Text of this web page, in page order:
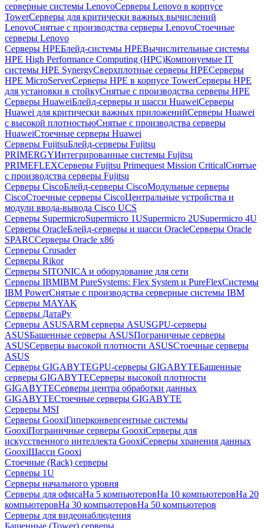
серверные системы LenovoСерверы Lenovo в корпусе
TowerСерверы для критически важных вычислений
LenovoСнятые с производства серверы LenovoСтоечные
серверы Lenovo
Серверы HPEБлейд-системы HPEВычислительные системы
HPE High Performance Computing (HPC)Компонуемые IT
системы HPE SynergyСверхплотные серверы HPEСерверы
HPE MicroServerСерверы HPE в корпусе TowerСерверы HPE
для установки в стойкуСнятые с производства серверы HPE
Серверы HuaweiБлейд-серверы и шасси HuaweiСерверы
Huawei для критически важных приложенийСерверы Huawei
с высокой плотностьюСнятые с производства серверы
HuaweiСтоечные серверы Huawei
Серверы FujitsuБлейд-серверы Fujitsu
PRIMERGYИнтегрированные системы Fujitsu
PRIMEFLEXСерверы Fujitsu Primequest Mission CriticalСнятые
с производства серверы Fujitsu
Серверы CiscoБлейд-серверы CiscoМодульные серверы
CiscoСтоечные серверы CiscoЦентральные устройства и
модули ввода-вывода Cisco UCS
Серверы SupermicroSupermicro 1USupermicro 2USupermicro 4U
Серверы OracleБлейд-серверы и шасси OracleСерверы Oracle
SPARCСерверы Oracle x86
Серверы Crusader
Серверы Rikor
Серверы SITONICA и оборудование для сети
Серверы IBMIBM PureSystems: Flex System и PureFlexСистемы
IBM PowerСнятые с производства серверные системы IBM
Серверы MAYAK
Серверы ДатаРу
Серверы ASUSARM серверы ASUSGPU-серверы
ASUSБашенные серверы ASUSПограничные серверы
ASUSСерверы высокой плотности ASUSСтоечные серверы
ASUS
Серверы GIGABYTEGPU-серверы GIGABYTEБашенные
серверы GIGABYTEСерверы высокой плотности
GIGABYTEСерверы центра обработки данных
GIGABYTEСтоечные серверы GIGABYTE
Серверы MSI
Серверы GooxiГиперконвергентные системы
GooxiПограничные серверы GooxiСерверы для
искусственного интеллекта GooxiСерверы хранения данных
GooxiШасси Gooxi
Стоечные (Rack) серверы
Серверы 1U
Серверы начального уровня
Серверы для офисаНа 5 компьютеровНа 10 компьютеровНа 20
компьютеровНа 30 компьютеровНа 50 компьютеров
Серверы для видеонаблюдения
Башенные (Tower) серверы